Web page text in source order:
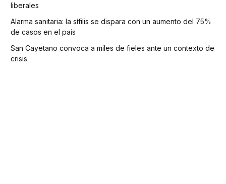
liberales
Alarma sanitaria: la sífilis se dispara con un aumento del 75%
de casos en el país
San Cayetano convoca a miles de fieles ante un contexto de
crisis